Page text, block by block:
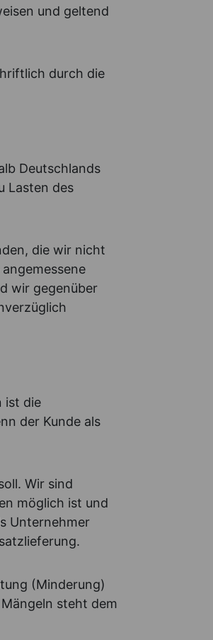
und geltend
durch die
Deutschlands
Lasten des
die wir nicht
wir gegenüber
ist die
der Kunde als
Wir sind
möglich ist und
Unternehmer
(Minderung)
steht dem